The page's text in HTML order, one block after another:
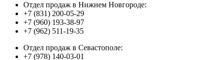
Отдел продаж в Нижнем Новгороде:
+7 (831) 200-05-29
+7 (960) 193-38-97
+7 (962) 511-19-35
Отдел продаж в Севастополе:
+7 (978) 140-03-01